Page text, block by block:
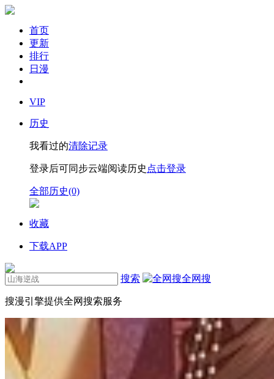
首页
更新
排行
日漫
VIP
历史
我看过的清除记录
登录后可同步云端阅读历史 点击登录
全部历史(0)
收藏
下载APP
搜索 全网搜
搜漫引擎提供全网搜索服务